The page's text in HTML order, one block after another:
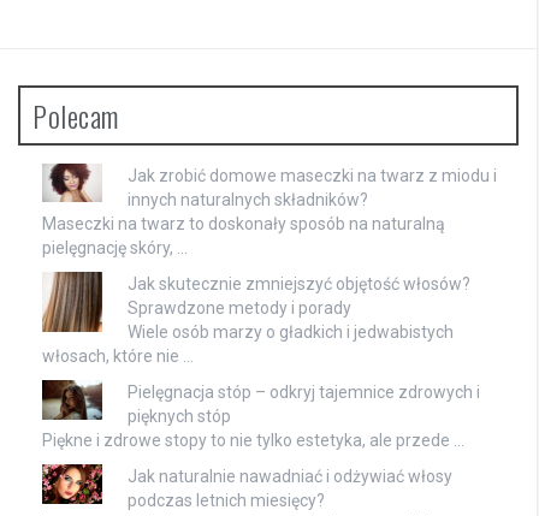
Polecam
Jak zrobić domowe maseczki na twarz z miodu i
innych naturalnych składników?
Maseczki na twarz to doskonały sposób na naturalną
pielęgnację skóry, …
Jak skutecznie zmniejszyć objętość włosów?
Sprawdzone metody i porady
Wiele osób marzy o gładkich i jedwabistych
włosach, które nie …
Pielęgnacja stóp – odkryj tajemnice zdrowych i
pięknych stóp
Piękne i zdrowe stopy to nie tylko estetyka, ale przede …
Jak naturalnie nawadniać i odżywiać włosy
podczas letnich miesięcy?